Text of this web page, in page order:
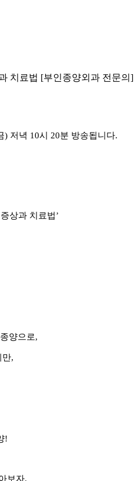
치료법 [부인종양외과 전문의]
) 저녁 10시 20분 방송됩니다.
상과 치료법’
양으로,
만,
!
보자.